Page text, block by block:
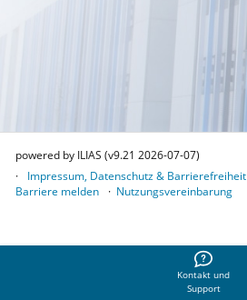
Kontakt und
Support
powered by ILIAS (v9.21 2026-07-07)
Impressum, Datenschutz & Barrierefreiheit
Barriere melden
Nutzungsvereinbarung